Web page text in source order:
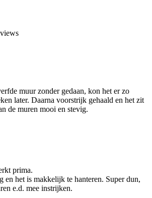
muur zonder gedaan, kon het er zo
later. Daarna voorstrijk gehaald en het zit
de muren mooi en stevig.
prima.
en het is makkelijk te hanteren. Super dun,
e.d. mee instrijken.